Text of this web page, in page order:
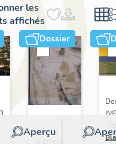
les
affichés
Dossier
Aperçu
Dossier